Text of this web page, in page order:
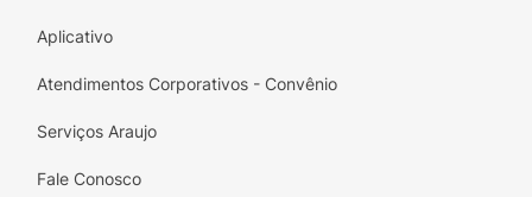
Aplicativo
Atendimentos Corporativos - Convênio
Serviços Araujo
Fale Conosco